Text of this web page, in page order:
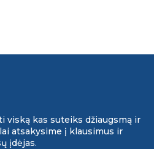
viską kas suteiks džiaugsmą ir
atsakysime į klausimus ir
įdėjas.